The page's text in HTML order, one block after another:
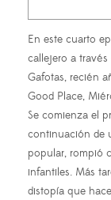
En este cuarto
callejero a
Gafotas, recién
Good Place,
Se comienza el
continuación de
popular, rompió
infantiles. Más
distopía que